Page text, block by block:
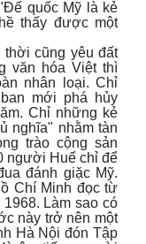
quốc Mỹ là kẻ
thấy được một
cũng yêu đất
văn hóa Việt thì
nhân loại. Chỉ
mới phá hủy
Chỉ những kẻ
nghĩa" nhằm tàn
trào cộng sản
người Huế chỉ để
đánh giặc Mỹ.
Chí Minh đọc từ
Làm sao có
này trở nên một
Hà Nội đón Tập